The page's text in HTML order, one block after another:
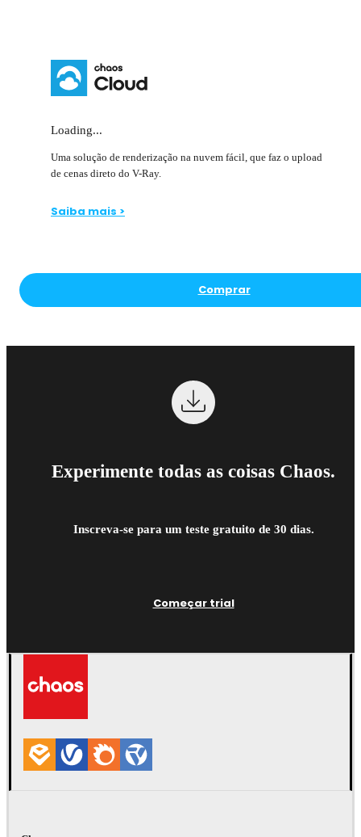
Loading...
Uma solução de renderização na nuvem fácil, que faz o upload
de cenas direto do V-Ray.
Saiba mais >
Comprar
Experimente todas as coisas Chaos.
Inscreva-se para um teste gratuito de 30 dias.
Começar trial